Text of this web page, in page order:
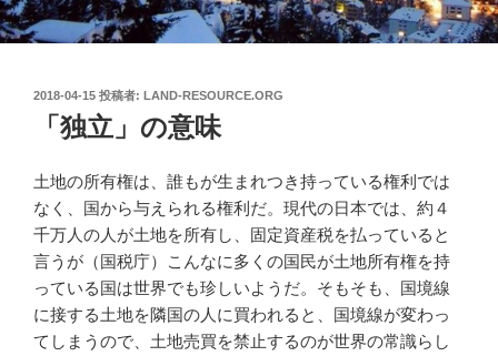
投
2018-04-15 投稿者: LAND-RESOURCE.ORG
「独立」の意味
土地の所有権は、誰もが生まれつき持っている権利では
なく、国から与えられる権利だ。現代の日本では、約４
千万人の人が土地を所有し、固定資産税を払っていると
言うが（国税庁）こんなに多くの国民が土地所有権を持
っている国は世界でも珍しいようだ。そもそも、国境線
に接する土地を隣国の人に買われると、 国境線が変わっ
てしまうので、土地売買を禁止するのが世界の常識らし